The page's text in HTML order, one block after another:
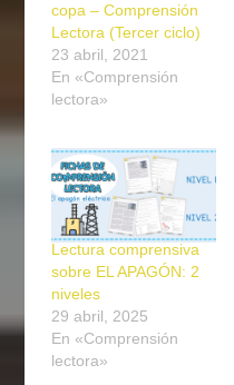
copa – Comprensión
Lectora (Tercer ciclo)
23 abril, 2021
En «Comprensión
lectora»
Lectura comprensiva
sobre EL APAGÓN: 2
niveles
29 abril, 2025
En «Comprensión
lectora»